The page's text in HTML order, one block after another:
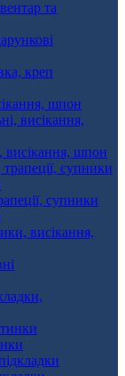
креп
шпон
висікання, шпон
супники